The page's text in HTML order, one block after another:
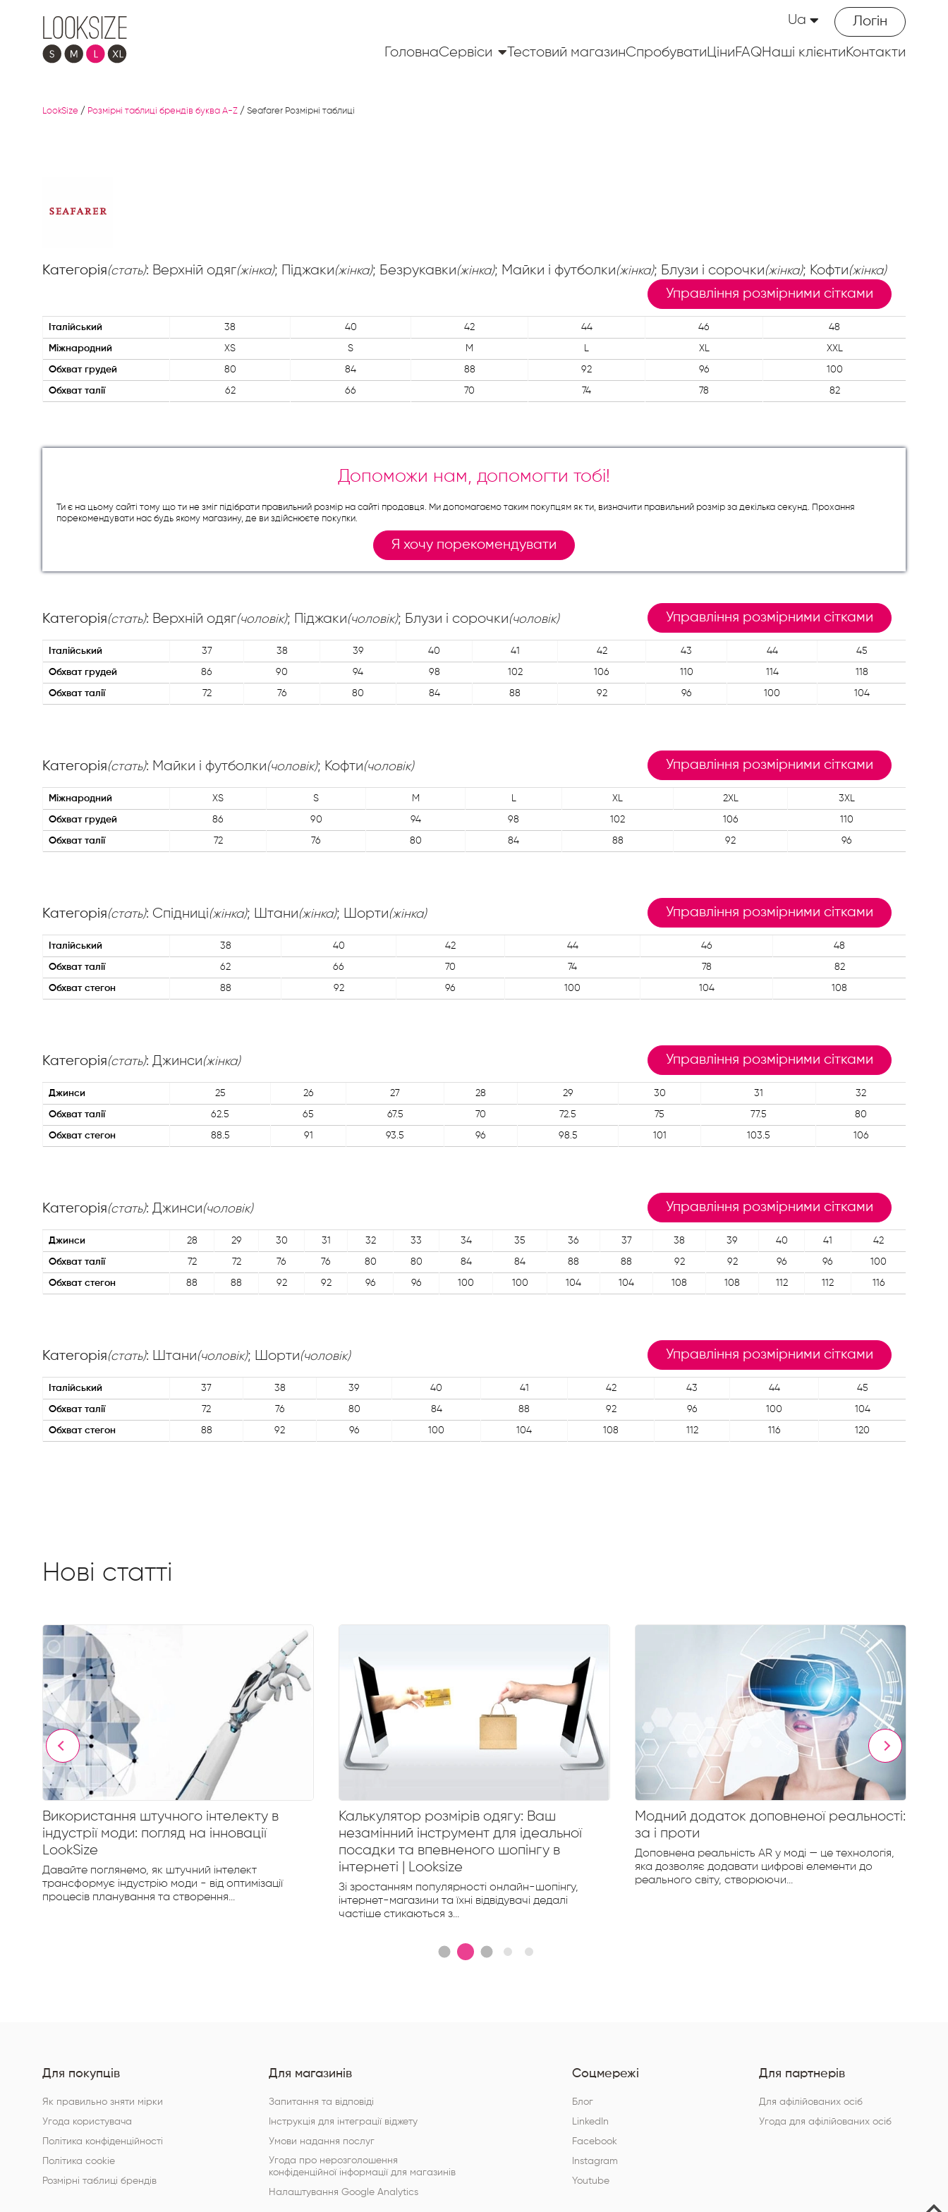
Логін
Ua
ГоловнаСервіси Тестовий магазинСпробуватиЦіниFAQНаші клієнтиКонтакти
LookSize / Розмірні таблиці брендів буква A-Z / Seafarer Розмірні таблиці
Категорія(стать): Верхній одяг(жінка); Піджаки(жінка); Безрукавки(жінка); Майки і футболки(жінка); Блузи і сорочки(жінка); Кофти(жінка)
Управління розмірними сітками
Італійський 38 40 42 44 46 48
Міжнародний XS S M L XL XXL
Обхват грудей 80 84 88 92 96 100
Обхват талії 62 66 70 74 78 82
Допоможи нам, допомогти тобі!
Ти є на цьому сайті тому що ти не зміг підібрати правильний розмір на сайті продавця. Ми допомагаємо таким покупцям як ти, визначити правильний розмір за декілька секунд. Прохання
порекомендувати нас будь якому магазину, де ви здійснюєте покупки.
Я хочу порекомендувати
Категорія(стать): Верхній одяг(чоловік); Піджаки(чоловік); Блузи і сорочки(чоловік) Управління розмірними сітками
Італійський 37 38 39 40 41 42 43 44 45
Обхват грудей 86 90 94 98 102 106 110 114 118
Обхват талії 72 76 80 84 88 92 96 100 104
Категорія(стать): Майки і футболки(чоловік); Кофти(чоловік) Управління розмірними сітками
Міжнародний XS S M L XL 2XL 3XL
Обхват грудей 86 90 94 98 102 106 110
Обхват талії 72 76 80 84 88 92 96
Категорія(стать): Спідниці(жінка); Штани(жінка); Шорти(жінка) Управління розмірними сітками
Італійський 38 40 42 44 46 48
Обхват талії 62 66 70 74 78 82
Обхват стегон 88 92 96 100 104 108
Категорія(стать): Джинси(жінка) Управління розмірними сітками
Джинси 25 26 27 28 29 30 31 32
Обхват талії 62.5 65 67.5 70 72.5 75 77.5 80
Обхват стегон 88.5 91 93.5 96 98.5 101 103.5 106
Категорія(стать): Джинси(чоловік) Управління розмірними сітками
Джинси 28 29 30 31 32 33 34 35 36 37 38 39 40 41 42
Обхват талії 72 72 76 76 80 80 84 84 88 88 92 92 96 96 100
Обхват стегон 88 88 92 92 96 96 100 100 104 104 108 108 112 112 116
Категорія(стать): Штани(чоловік); Шорти(чоловік) Управління розмірними сітками
Італійський 37 38 39 40 41 42 43 44 45
Обхват талії 72 76 80 84 88 92 96 100 104
Обхват стегон 88 92 96 100 104 108 112 116 120
Нові статті
Використання штучного інтелекту в
індустрії моди: погляд на інновації
LookSize
Давайте поглянемо, як штучний інтелект
трансформує індустрію моди - від оптимізації
процесів планування та створення...
Калькулятор розмірів одягу: Ваш
незамінний інструмент для ідеальної
посадки та впевненого шопінгу в
інтернеті | Looksize
Зі зростанням популярності онлайн-шопінгу,
інтернет-магазини та їхні відвідувачі дедалі
частіше стикаються з...
Модний додаток доповненої реальності:
за і проти
Доповнена реальність AR у моді — це технологія,
яка дозволяє додавати цифрові елементи до
реального світу, створюючи...
Для покупців
Як правильно зняти мірки
Угода користувача
Політика конфіденційності
Політика cookie
Розмірні таблиці брендів
Для магазинів
Запитання та відповіді
Інструкція для інтеграції віджету
Умови надання послуг
Угода про нерозголошення
конфіденційної інформації для магазинів
Налаштування Google Analytics
Соцмережі
Блог
LinkedIn
Facebook
Instagram
Youtube
Для партнерів
Для афілійованих осіб
Угода для афілійованих осіб